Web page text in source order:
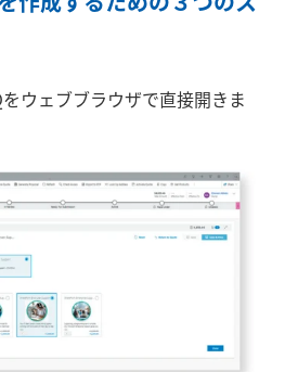
をウェブブラウザで直接開きま